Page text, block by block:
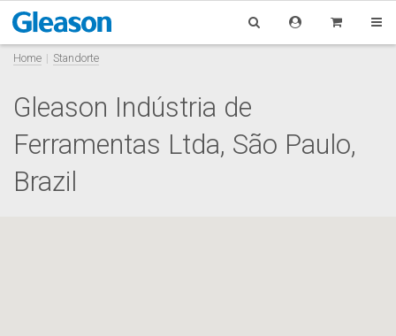
Home Standorte
Gleason Indústria de
Ferramentas Ltda, São Paulo,
Brazil